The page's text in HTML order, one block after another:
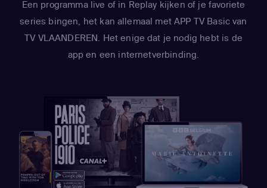
Een programma live of in Replay kijken of je favoriete
series bingen, het kan allemaal met APP TV Basic van
TV VLAANDEREN. Het enige dat je nodig hebt is de
app en een internetverbinding.